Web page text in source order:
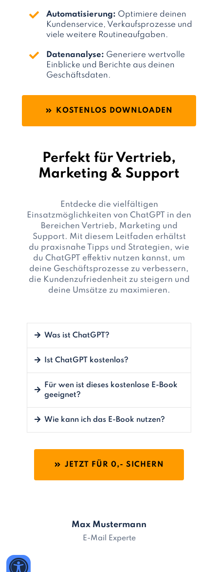
Automatisierung: Optimiere deinen
Kundenservice, Verkaufsprozesse und
viele weitere Routineaufgaben.
Datenanalyse: Generiere wertvolle
Einblicke und Berichte aus deinen
Geschäftsdaten.
KOSTENLOS DOWNLOADEN
Perfekt für Vertrieb,
Marketing & Support
Entdecke die vielfältigen
Einsatzmöglichkeiten von ChatGPT in den
Bereichen Vertrieb, Marketing und
Support. Mit diesem Leitfaden erhältst
du praxisnahe Tipps und Strategien, wie
du ChatGPT effektiv nutzen kannst, um
deine Geschäftsprozesse zu verbessern,
die Kundenzufriedenheit zu steigern und
deine Umsätze zu maximieren.
Was ist ChatGPT?
Ist ChatGPT kostenlos?
Für wen ist dieses kostenlose E-Book
geeignet?
Wie kann ich das E-Book nutzen?
JETZT FÜR 0,- SICHERN
Max Mustermann
E-Mail Experte